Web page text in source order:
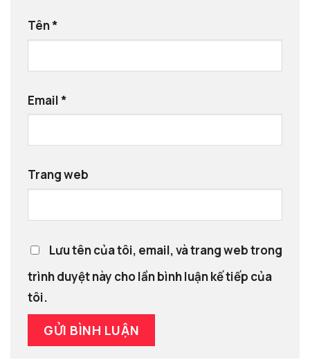
Tên*
Email*
Trang web
Lưu tên của tôi, email, và trang web trong
trình duyệt này cho lần bình luận kế tiếp của
tôi.